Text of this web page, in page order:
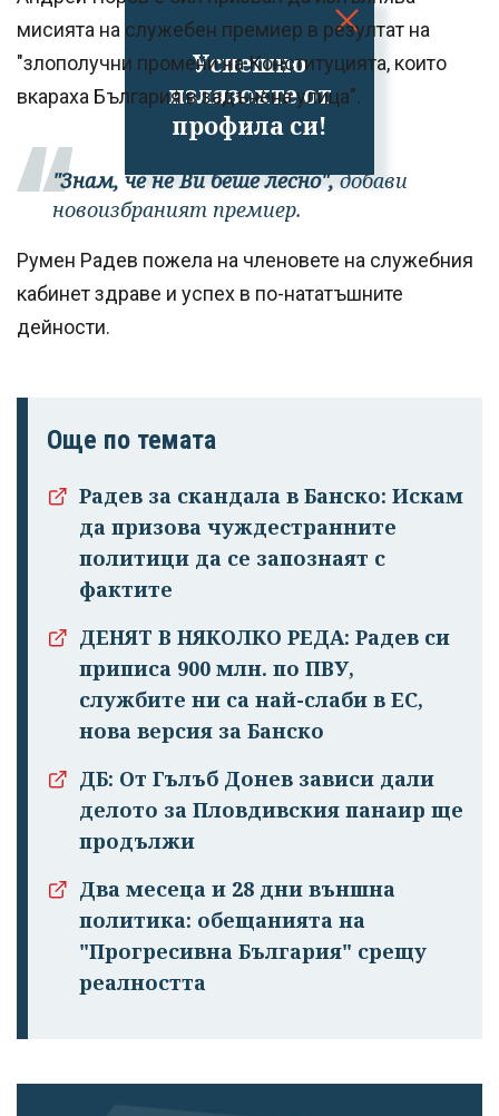
Успешно
излязохте от
профила си!
мисията на служебен премиер в резултат на
"злополучни промени на Конституцията, които
вкараха България в задънена улица".
"Знам, че не Ви беше лесно",добави
новоизбраният премиер.
Румен Радев пожела на членовете на служебния
кабинет здраве и успех в по-нататъшните
дейности.
Още по темата
Радев за скандала в Банско: Искам
да призова чуждестранните
политици да се запознаят с
фактите
ДЕНЯТ В НЯКОЛКО РЕДА: Радев си
приписа 900 млн. по ПВУ,
службите ни са най-слаби в ЕС,
нова версия за Банско
ДБ: От Гълъб Донев зависи дали
делото за Пловдивския панаир ще
продължи
Два месеца и 28 дни външна
политика: обещанията на
"Прогресивна България" срещу
реалността